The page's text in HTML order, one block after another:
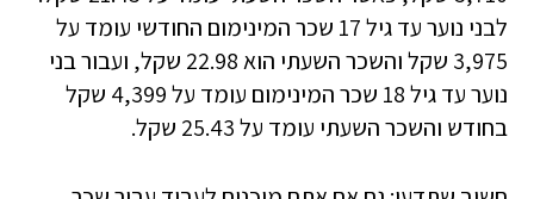
לבני נוער עד גיל 17 שכר המינימום החודשי עומד על
3,975 שקל והשכר השעתי הוא 22.98 שקל, ועבור בני
נוער עד גיל 18 שכר המינימום עומד על 4,399 שקל
בחודש והשכר השעתי עומד על 25.43 שקל.